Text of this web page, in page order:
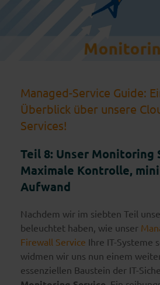
Managed-Service Guide:
Überblick über unsere
Services!
Teil 8: Unser Monitoring
Maximale Kontrolle,
Aufwand
Nachdem wir im siebten Teil
beleuchtet haben, wie unser
Firewall Service Ihre IT-Systeme
widmen wir uns nun einem
essenziellen Baustein der IT-